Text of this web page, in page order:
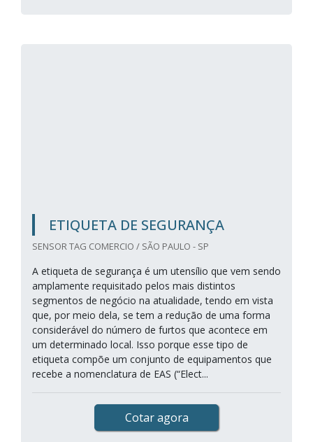
ETIQUETA DE SEGURANÇA
SENSOR TAG COMERCIO / SÃO PAULO - SP
A etiqueta de segurança é um utensílio que vem sendo
amplamente requisitado pelos mais distintos
segmentos de negócio na atualidade, tendo em vista
que, por meio dela, se tem a redução de uma forma
considerável do número de furtos que acontece em
um determinado local. Isso porque esse tipo de
etiqueta compõe um conjunto de equipamentos que
recebe a nomenclatura de EAS (“Elect...
Cotar agora